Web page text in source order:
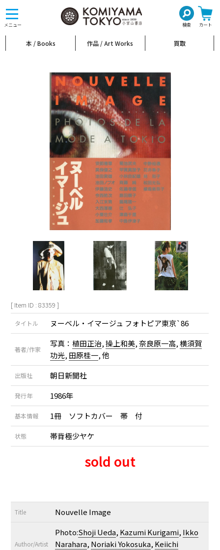
メニュー 検索 カート
toggle
navigation
本 / Books 作品 / Art Works 買取
[ Item ID : 83359 ]
タイトル ヌーベル・イマージュ フォトピア東京`86
著者/作家
写真：植田正治,操上和美,奈良原一高,横須賀
功光, 田原桂一, 他
出版社 朝日新聞社
発行年 1986年
基本情報 1冊 ソフトカバー 帯 付
状態 帯背極少ヤケ
sold out
Title Nouvelle Image
Author/Artist
Photo:Shoji Ueda, Kazumi Kurigami, Ikko
Narahara, Noriaki Yokosuka, Keiichi